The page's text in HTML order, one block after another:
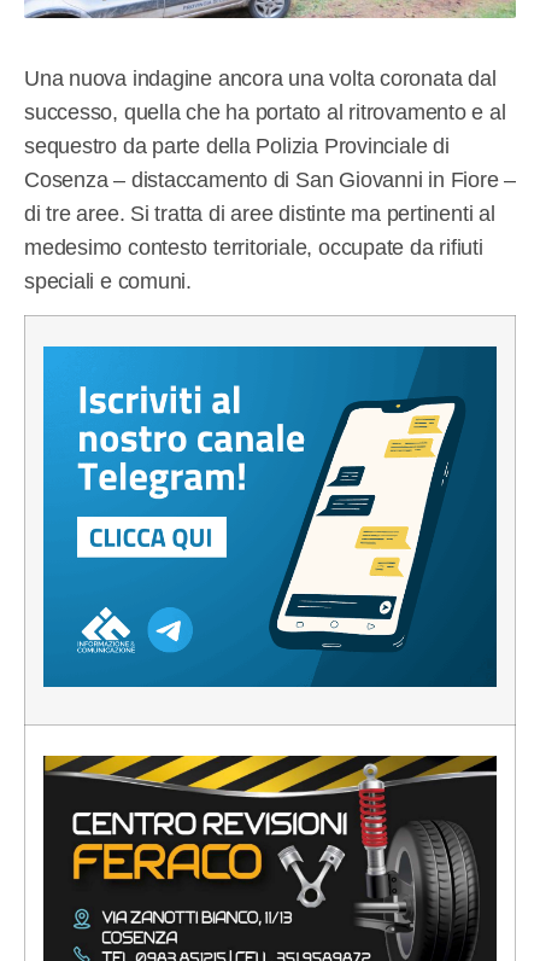
Una nuova indagine ancora una volta coronata dal
successo, quella che ha portato al ritrovamento e al
sequestro da parte della Polizia Provinciale di
Cosenza – distaccamento di San Giovanni in Fiore –
di tre aree. Si tratta di aree distinte ma pertinenti al
medesimo contesto territoriale, occupate da rifiuti
speciali e comuni.